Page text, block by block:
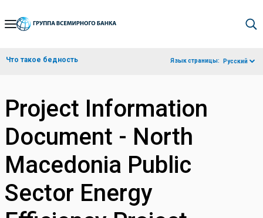
Skip
Navigation
Что такое бедность Язык страницы: Русский
Project Information
Document - North
Macedonia Public
Sector Energy